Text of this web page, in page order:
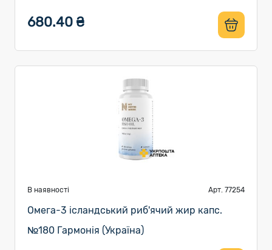
680.40 ₴
В наявності Арт. 77254
Омега-3 ісландський риб'ячий жир капс.
№180 Гармонія (Україна)